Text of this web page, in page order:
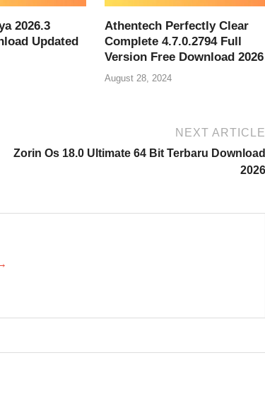
2026.3
Updated
Athentech Perfectly Clear
Complete 4.7.0.2794 Full
Version Free Download 2026
August 28, 2024
NEXT ARTICLE
Zorin Os 18.0 Ultimate 64 Bit Terbaru Download
2026